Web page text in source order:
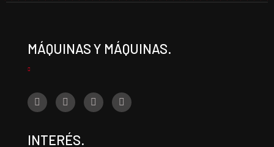
MÁQUINAS Y MÁQUINAS.
INTERÉS.